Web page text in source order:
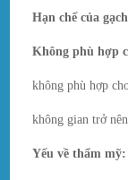
Hạn chế của
Không phù hợp
không phù hợp
không gian trở
Yếu về thẩm